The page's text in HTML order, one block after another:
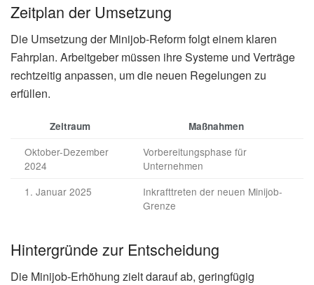
Zeitplan der Umsetzung
Die Umsetzung der Minijob-Reform folgt einem klaren
Fahrplan. Arbeitgeber müssen ihre Systeme und Verträge
rechtzeitig anpassen, um die neuen Regelungen zu
erfüllen.
Zeitraum Maßnahmen
Oktober-Dezember
2024
Vorbereitungsphase für
Unternehmen
1. Januar 2025
Inkrafttreten der neuen Minijob-
Grenze
Hintergründe zur Entscheidung
Die Minijob-Erhöhung zielt darauf ab, geringfügig